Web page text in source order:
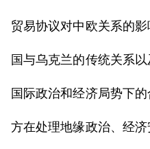
贸易协议对中欧关系的
国与乌克兰的传统关系
国际政治和经济局势下
方在处理地缘政治、经